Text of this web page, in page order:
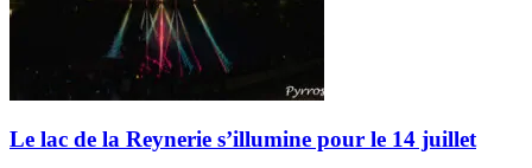
Le lac de la Reynerie s’illumine pour le 14 juillet